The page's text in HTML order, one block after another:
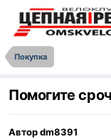
Покупка
Помогите
Авторdm8391